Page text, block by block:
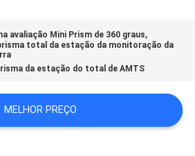
avaliação Mini Prism de 360 graus,
total da estação da monitoração da
da estação do total de AMTS
MELHOR PREÇO